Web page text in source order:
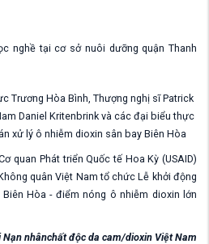
nghề tại cơ sở nuôi dưỡng quận Thanh
Trương Hòa Bình, Thượng nghị sĩ Patrick
Daniel Kritenbrink và các đại biểu thực
xử lý ô nhiễm dioxin sân bay Biên Hòa
quan Phát triển Quốc tế Hoa Kỳ (USAID)
quân Việt Nam tổ chức Lễ khởi động
Hòa - điểm nóng ô nhiễm dioxin lớn
Nạn nhânchất độc da cam/dioxin Việt Nam